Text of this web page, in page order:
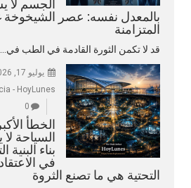
الجسم لا
بالمعدل نفسه: عصر الشيخوخة
المتزامنة
قد لا تكمن الثورة القادمة في الطب في...
يوليو 17, 2026
- HoyLunes
0
الخطأ
السياحة
بناء البنية
في
التحتية هي ما تصنع الثروة